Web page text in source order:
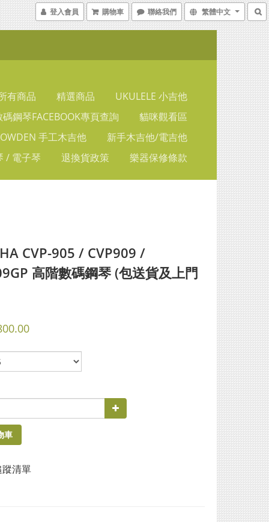
登入會員 購物車 聯絡我們 繁體中文
有商品 精選商品
UKULELE 小吉他
鋼琴FACEBOOK專頁查詢
貓咪觀看區
手工木吉他
新手木吉他/電吉他
/ 電子琴
退換貨政策 樂器保修條款
CVP-905 / CVP909 /
高階數碼鋼琴 (包送貨及上門
車
清單